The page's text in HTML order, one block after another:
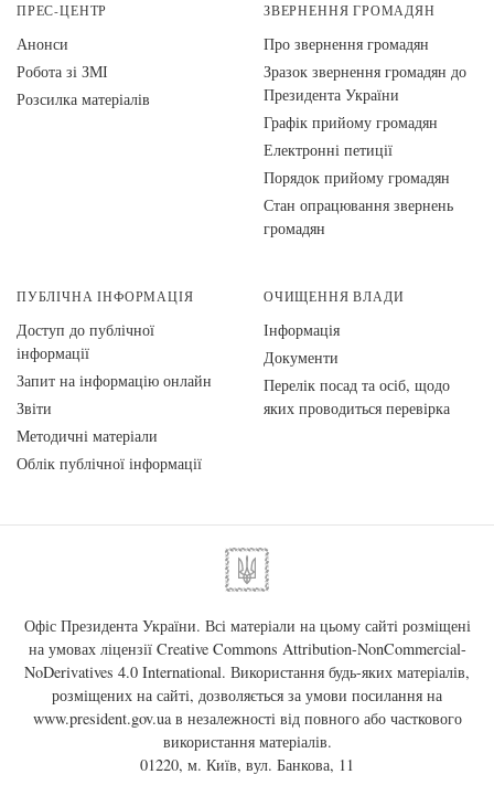
ПРЕС-ЦЕНТР
Анонси
Робота зі ЗМІ
Розсилка матеріалів
ЗВЕРНЕННЯ ГРОМАДЯН
Про звернення громадян
Зразок звернення громадян до
Президента України
Графік прийому громадян
Електронні петиції
Порядок прийому громадян
Стан опрацювання звернень
громадян
ПУБЛІЧНА ІНФОРМАЦІЯ
Доступ до публічної
інформації
Запит на інформацію онлайн
Звіти
Методичні матеріали
Облік публічної інформації
ОЧИЩЕННЯ ВЛАДИ
Інформація
Документи
Перелік посад та осіб, щодо
яких проводиться перевірка
Офіс Президента України. Всі матеріали на цьому сайті розміщені
на умовах ліцензії Creative Commons Attribution-NonCommercial-
NoDerivatives 4.0 International. Використання будь-яких матеріалів,
розміщених на сайті, дозволяється за умови посилання на
www.president.gov.uaв незалежності від повного або часткового
використання матеріалів.
01220, м. Київ, вул. Банкова, 11